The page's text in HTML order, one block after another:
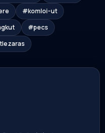
#komloi-ut
#pecs